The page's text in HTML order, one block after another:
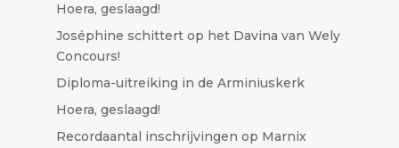
Hoera, geslaagd!
José​phine schittert op het Davina van Wely
Concours!
Diploma-uitreiking in de Arminiuskerk
Hoera, geslaagd!
Recordaantal inschrijvingen op Marnix